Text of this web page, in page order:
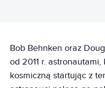
Bob Behnken oraz
od 2011 r.
kosmiczną startując z